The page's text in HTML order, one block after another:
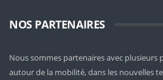
NOS PARTENAIRES
Nous sommes partenaires avec plusieurs
autour de la mobilité, dans les nouvelles